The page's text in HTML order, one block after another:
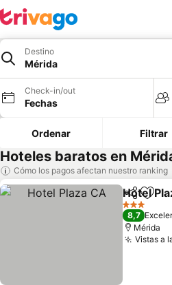
Destino
Mérida
Check-in/out
Fechas
Ordenar Filtrar
Hoteles baratos en
Cómo los pagos afectan nuestro ranking
Compartir
Hotel
3 Estrellas
8,7
Mérida
Vistas a